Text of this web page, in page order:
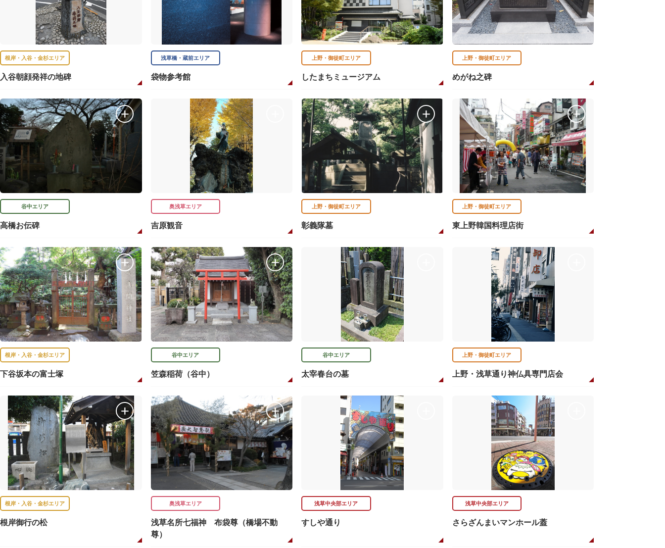
根岸・入谷・金杉エリア
入谷朝顔発祥の地碑
浅草橋・蔵前エリア
袋物参考館
上野・御徒町エリア
したまちミュージアム
上野・御徒町エリア
めがね之碑
谷中エリア
高橋お伝碑
奥浅草エリア
吉原観音
上野・御徒町エリア
彰義隊墓
上野・御徒町エリア
東上野韓国料理店街
根岸・入谷・金杉エリア
下谷坂本の富士塚
谷中エリア
笠森稲荷（谷中）
谷中エリア
太宰春台の墓
上野・御徒町エリア
上野・浅草通り神仏具専門店会
根岸・入谷・金杉エリア
根岸御行の松
奥浅草エリア
浅草名所七福神 布袋尊（橋場不動
尊）
浅草中央部エリア
すしや通り
浅草中央部エリア
さらざんまいマンホール蓋